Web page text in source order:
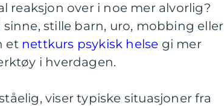
reaksjon over i noe mer alvorlig?
stille barn, uro, mobbing eller
et nettkurs psykisk helse gi mer
i hverdagen.
viser typiske situasjoner fra